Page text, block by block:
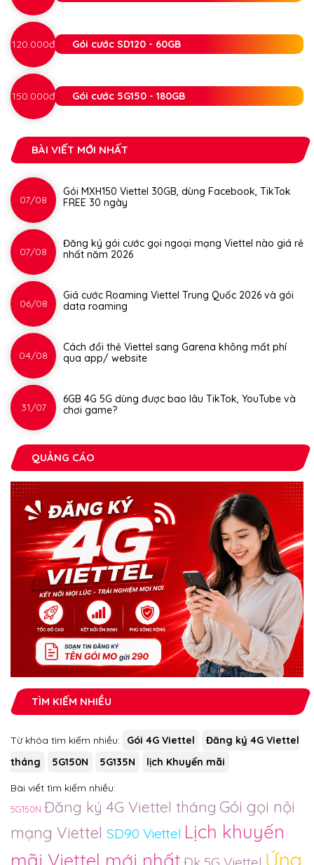
120.000đ Gói cước SD120 - 60GB
150.000đ Gói cước 5G150 - 180GB
BÀI VIẾT MỚI NHẤT
07/08
Gói MXH150 Viettel 30GB, dùng Facebook, TikTok
FREE 30 ngày
07/08
Đăng ký gói cước gọi ngoại mạng Viettel nào giá rẻ
nhất năm 2026
06/08
Giá cước Roaming Viettel Trung Quốc 2026 và gói
data roaming
04/08
Cách đổi thẻ Viettel sang Garena không mất phí
qua app/ website
31/07
6GB 4G 5G dùng được bao lâu TikTok, YouTube và
chơi game?
QUẢNG CÁO
TÌM KIẾM NHIỀU
Từ khóa tìm kiếm nhiều: Gói 4G Viettel
Đăng ký 4G Viettel
tháng
5G150N 5G135N lịch Khuyến mãi
Bài viết tìm kiếm nhiều:
5G150N Đăng ký 4G Viettel tháng Gói gọi nội
mạng Viettel SD90 Viettel Lịch khuyến
mãi Viettel mới nhất
Ứng